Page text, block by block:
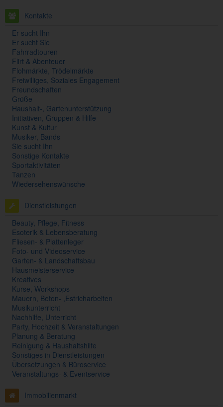
Kontakte
Er sucht Ihn
Er sucht Sie
Fahrradtouren
Flirt & Abenteuer
Flohmärkte, Trödelmärkte
Freiwilliges, Soziales Engagement
Freundschaften
Grüße
Haushalt-, Gartenunterstützung
Initiativen, Gruppen & Hilfe
Kunst & Kultur
Musiker, Bands
Sie sucht Ihn
Sonstige Kontakte
Sportaktivitäten
Tanzen
Wiedersehenswünsche
Dienstleistungen
Beauty, Pflege, Fitness
Esoterik & Lebensberatung
Fliesen- & Plattenleger
Foto- und Videoservice
Garten- & Landschaftsbau
Hausmeisterservice
Kreatives
Kurse, Workshops
Mauern, Beton- ,Estricharbeiten
Musikunterricht
Nachhilfe, Unterricht
Party, Hochzeit & Veranstaltungen
Planung & Beratung
Reinigung & Haushaltshilfe
Sonstiges in Dienstleistungen
Übersetzungen & Büroservice
Veranstaltungs- & Eventservice
Immobilienmarkt